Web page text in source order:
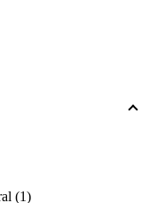
(1)